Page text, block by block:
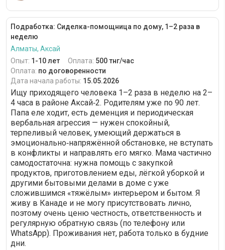
Подработка: Сиделка-помощница по дому, 1–2 раза в
неделю
Алматы, Аксай
Опыт: 1-10 лет Оплата: 500 тнг/час
Оплата: по договоренности
Дата начала работы: 15.05.2026
Ищу приходящего человека 1–2 раза в неделю на 2–
4 часа в районе Аксай‑2. Родителям уже по 90 лет.
Папа еле ходит, есть деменция и периодическая
вербальная агрессия — нужен спокойный,
терпеливый человек, умеющий держаться в
эмоционально‑напряжённой обстановке, не вступать
в конфликты и направлять его мягко. Мама частично
самодостаточна: нужна помощь с закупкой
продуктов, приготовлением еды, лёгкой уборкой и
другими бытовыми делами в доме с уже
сложившимся «тяжёлым» интерьером и бытом. Я
живу в Канаде и не могу присутствовать лично,
поэтому очень ценю честность, ответственность и
регулярную обратную связь (по телефону или
WhatsApp). Проживания нет, работа только в будние
дни.